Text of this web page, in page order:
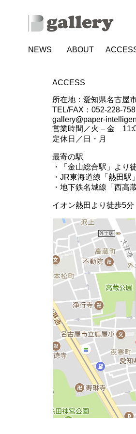
NEWS ABOUT
ACCESS
所在地：愛知県名古屋
TEL/FAX：052-228-
gallery@paper-
営業時間／火 – 金
定休日／日・月
最寄の駅
・「金山総合駅」より
・JR東海道線「熱田駅
・地下鉄名城線「西高
イオン熱田より徒歩5分